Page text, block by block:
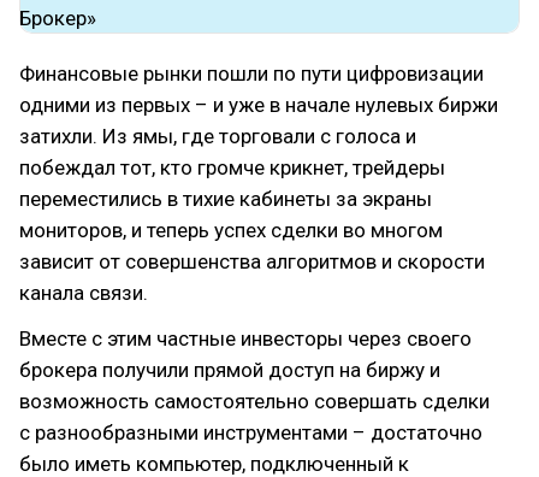
Финансовые рынки пошли по пути цифровизации
одними из первых – и уже в начале нулевых биржи
затихли. Из ямы, где торговали с голоса и
побеждал тот, кто громче крикнет, трейдеры
переместились в тихие кабинеты за экраны
мониторов, и теперь успех сделки во многом
зависит от совершенства алгоритмов и скорости
канала связи.
Вместе с этим частные инвесторы через своего
брокера получили прямой доступ на биржу и
возможность самостоятельно совершать сделки
с разнообразными инструментами – достаточно
было иметь компьютер, подключенный к